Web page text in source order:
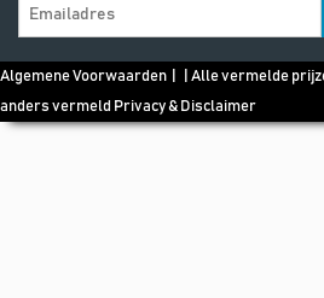
Algemene Voorwaarden | | Alle vermelde
anders vermeld Privacy & Disclaimer